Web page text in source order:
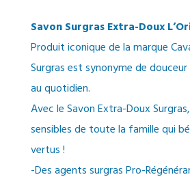
Savon Surgras Extra-Doux
Produit iconique de la marque
Surgras est synonyme de
au quotidien.
Avec le Savon Extra-Doux
sensibles de toute la famille qui
vertus !
-Des agents surgras Pro-